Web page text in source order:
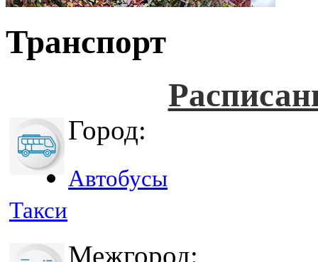
Транспорт
Город:
Автобусы
Такси
Межгород: